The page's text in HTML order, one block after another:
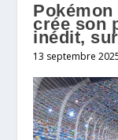
crée son
inédit,
13 septembre